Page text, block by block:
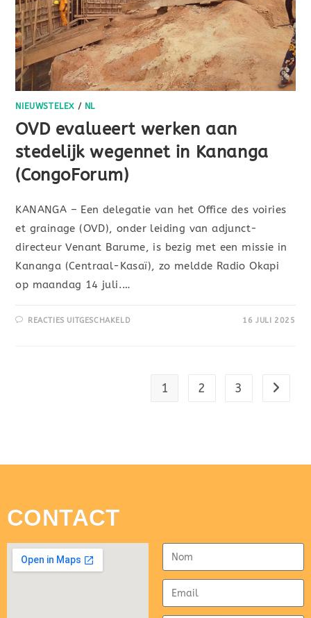
NIEUWSTELEX / NL
OVD evalueert werken aan
stedelijk wegennet in Kananga
(CongoForum)
KANANGA – Een delegatie van het Office des voiries
et grainage (OVD), onder leiding van adjunct-
directeur Venant Barume, is bezig met een missie in
Kananga (Centraal-Kasaï), zo meldde Radio Okapi
op maandag 14 juli.…
REACTIES UITGESCHAKELD 16 JULI 2025
1 2 3
CONTACT